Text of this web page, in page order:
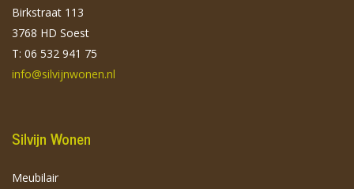
Birkstraat 113
3768 HD Soest
T: 06 532 941 75
info@silvijnwonen.nl
Silvijn Wonen
Meubilair